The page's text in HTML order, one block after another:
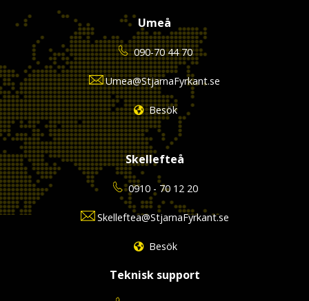
Umeå
090-70 44 70
Umea@StjarnaFyrkant.se
Besök
Skellefteå
0910 - 70 12 20
Skelleftea@StjarnaFyrkant.se
Besök
Teknisk support